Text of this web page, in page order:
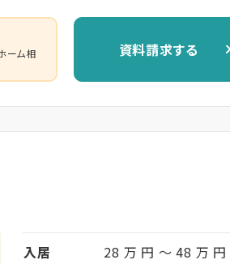
ーム相
資料請求する
入居
28 万 円 ～ 48 万 円